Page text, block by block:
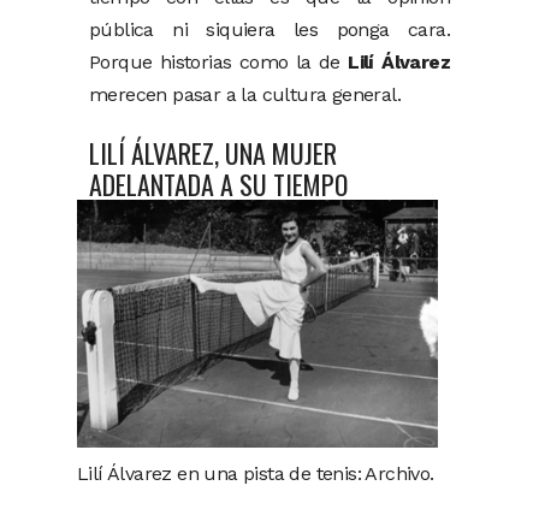
pública ni siquiera les ponga cara.
Porque historias como la de Lilí Álvarez
merecen pasar a la cultura general.
LILÍ ÁLVAREZ, UNA MUJER
ADELANTADA A SU TIEMPO
Lilí Álvarez en una pista de tenis: Archivo.